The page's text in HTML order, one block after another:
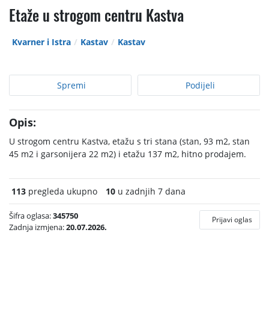
Etaže u strogom centru Kastva
Kvarner i Istra Kastav Kastav
Spremi Podijeli
Opis:
U strogom centru Kastva, etažu s tri stana (stan, 93 m2, stan
45 m2 i garsonijera 22 m2) i etažu 137 m2, hitno prodajem.
113 pregleda ukupno 10 u zadnjih 7 dana
Šifra oglasa:345750
Zadnja izmjena:20.07.2026.
Prijavi oglas